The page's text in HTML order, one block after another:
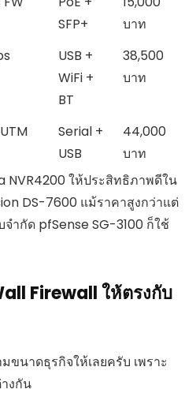
SFP+
บาท
USB +
WiFi +
BT
38,500
บาท
Serial +
USB
44,000
บาท
NVR4200 ให้ประสิทธิภาพดีใน
DS-7600 แม้ราคาสูงกว่าแต่
ำกัด pfSense SG-3100 ก็ใช้
Firewall ให้ตรงกับ
ขนาดธุรกิจให้เลยครับ เพราะ
งกัน